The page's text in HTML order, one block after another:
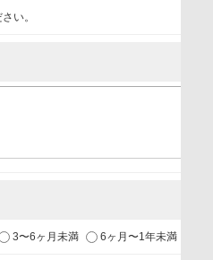
スに関するご案内
賛）するセミナーなど、各種イ
い。
3〜6ヶ月未満 6ヶ月〜1年未満